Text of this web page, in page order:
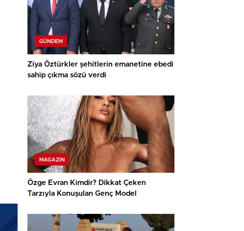
GÜNDEM
Ziya Öztürkler şehitlerin emanetine ebedi
sahip çıkma sözü verdi
MAGAZIN
Özge Evran Kimdir? Dikkat Çeken
Tarzıyla Konuşulan Genç Model